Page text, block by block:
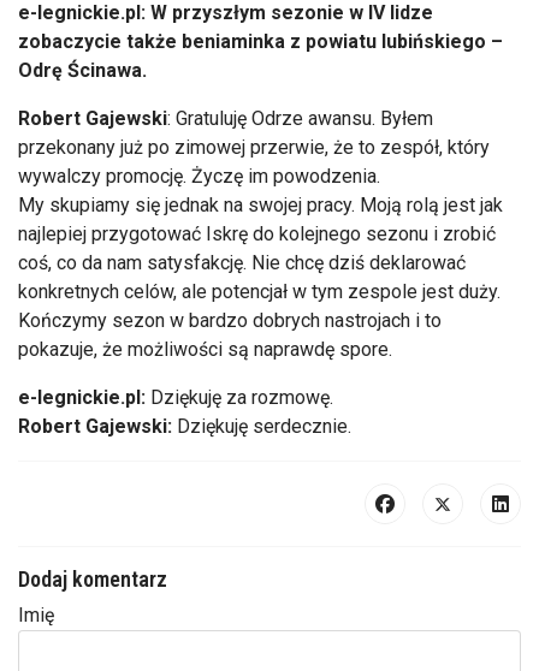
e-legnickie.pl: W przyszłym sezonie w IV lidze
zobaczycie także beniaminka z powiatu lubińskiego –
Odrę Ścinawa.
Robert Gajewski: Gratuluję Odrze awansu. Byłem
przekonany już po zimowej przerwie, że to zespół, który
wywalczy promocję. Życzę im powodzenia.
My skupiamy się jednak na swojej pracy. Moją rolą jest jak
najlepiej przygotować Iskrę do kolejnego sezonu i zrobić
coś, co da nam satysfakcję. Nie chcę dziś deklarować
konkretnych celów, ale potencjał w tym zespole jest duży.
Kończymy sezon w bardzo dobrych nastrojach i to
pokazuje, że możliwości są naprawdę spore.
e-legnickie.pl: Dziękuję za rozmowę.
Robert Gajewski: Dziękuję serdecznie.
Dodaj komentarz
Imię